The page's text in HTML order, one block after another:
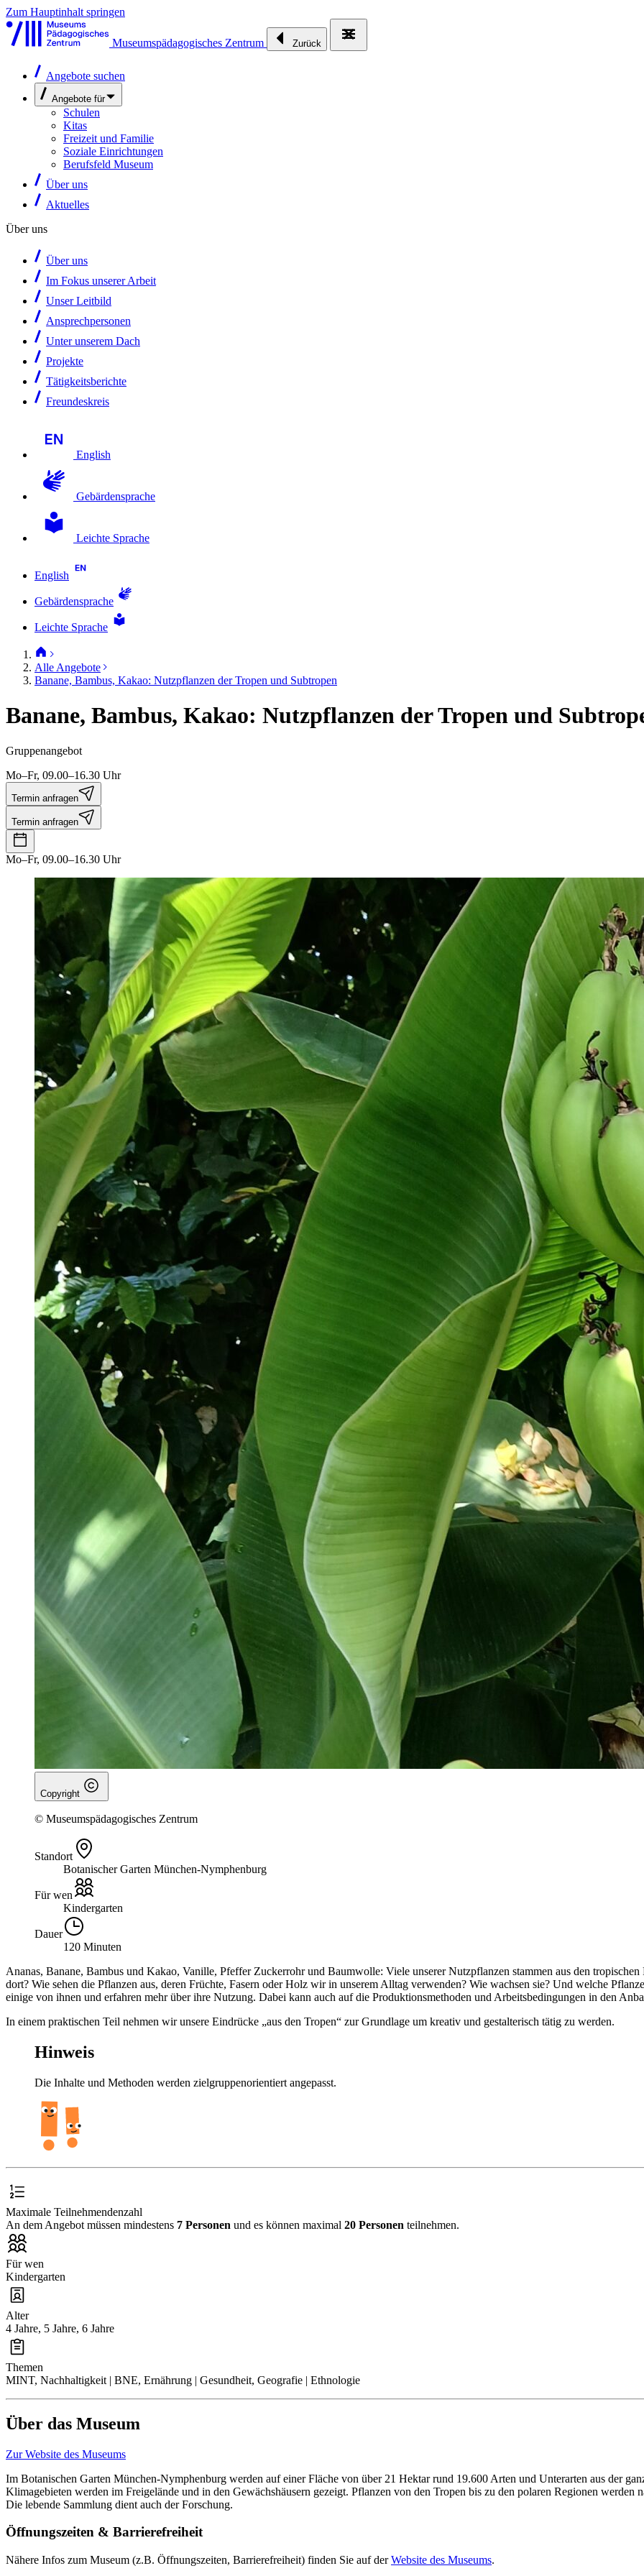
Zum Hauptinhalt springen
Museumspädagogisches Zentrum Zurück
Angebote suchen
Angebote für
Schulen
Kitas
Freizeit und Familie
Soziale Einrichtungen
Berufsfeld Museum
Über uns
Aktuelles
Über uns
Über uns
Im Fokus unserer Arbeit
Unser Leitbild
Ansprechpersonen
Unter unserem Dach
Projekte
Tätigkeitsberichte
Freundeskreis
English
Gebärdensprache
Leichte Sprache
English
Gebärdensprache
Leichte Sprache
Alle Angebote
Banane, Bambus, Kakao: Nutzpflanzen der Tropen und Subtropen
Banane, Bambus, Kakao: Nutzpflanzen der Tropen und
Gruppenangebot
Mo–Fr, 09.00–16.30 Uhr
Termin anfragen
Termin anfragen
Mo–Fr, 09.00–16.30 Uhr
Copyright
© Museumspädagogisches Zentrum
Standort
Botanischer Garten München-Nymphenburg
Für wen
Kindergarten
Dauer
120 Minuten
Ananas, Banane, Bambus und Kakao, Vanille, Pfeffer Zuckerrohr und Baumwolle: Viele unserer Nutzpflanzen stammen aus den
dort? Wie sehen die Pflanzen aus, deren Früchte, Fasern oder Holz wir in unserem Alltag verwenden? Wie wachsen sie? Und welche
einige von ihnen und erfahren mehr über ihre Nutzung. Dabei kann auch auf die Produktionsmethoden und Arbeitsbedingungen in den
In einem praktischen Teil nehmen wir unsere Eindrücke „aus den Tropen“ zur Grundlage um kreativ und gestalterisch tätig zu werden.
Hinweis
Die Inhalte und Methoden werden zielgruppenorientiert angepasst.
Maximale Teilnehmendenzahl
An dem Angebot müssen mindestens 7 Personen und es können maximal 20 Personen teilnehmen.
Für wen
Kindergarten
Alter
4 Jahre, 5 Jahre, 6 Jahre
Themen
MINT, Nachhaltigkeit | BNE, Ernährung | Gesundheit, Geografie | Ethnologie
Über das Museum
Zur Website des Museums
Im Botanischen Garten München-Nymphenburg werden auf einer Fläche von über 21 Hektar rund 19.600 Arten und Unterarten aus der
Klimagebieten werden im Freigelände und in den Gewächshäusern gezeigt. Pflanzen von den Tropen bis zu den polaren Regionen
Die lebende Sammlung dient auch der Forschung.
Öffnungszeiten & Barrierefreiheit
Nähere Infos zum Museum (z.B. Öffnungszeiten, Barrierefreiheit) finden Sie auf derWebsite des Museums.